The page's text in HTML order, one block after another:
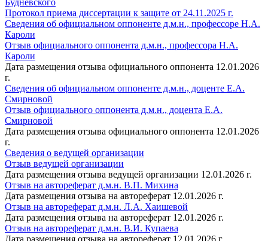
Протокол приема диссертации к защите от 24.11.2025 г.
Сведения об официальном оппоненте д.м.н., профессоре Н.А.
Кароли
Отзыв официального оппонента д.м.н., профессора Н.А.
Кароли
Дата размещения отзыва официального оппонента 12.01.2026
г.
Сведения об официальном оппоненте д.м.н., доценте Е.А.
Смирновой
Отзыв официального оппонента д.м.н., доцента Е.А.
Смирновой
Дата размещения отзыва официального оппонента 12.01.2026
г.
Сведения о ведущей организации
Отзыв ведущей организации
Дата размещения отзыва ведущей организации 12.01.2026 г.
Отзыв на автореферат д.м.н. В.П. Михина
Дата размещения отзыва на автореферат 12.01.2026 г.
Отзыв на автореферат д.м.н. Л.А. Хаишевой
Дата размещения отзыва на автореферат 12.01.2026 г.
Отзыв на автореферат д.м.н. В.И. Купаева
Дата размещения отзыва на автореферат 12.01.2026 г.